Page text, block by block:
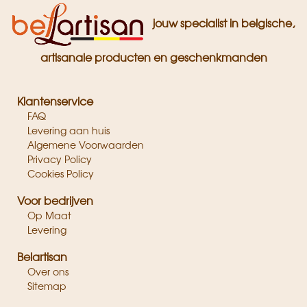
jouw specialist in belgische,
artisanale producten en geschenkmanden
Klantenservice
FAQ
Levering aan huis
Algemene Voorwaarden
Privacy Policy
Cookies Policy
Voor bedrijven
Op Maat
Levering
Belartisan
Over ons
Sitemap